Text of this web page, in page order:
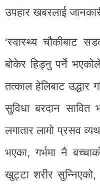
उपहार खबरलाई
‘स्वास्थ्य चौकीबाट
बोकेर हिड्नु पर्ने
तत्काल हेलिबाट उद्धार
सुविधा बरदान
लगातार लामो प्रसव
भएका, गर्भमा नै
खुट्टा शरीर